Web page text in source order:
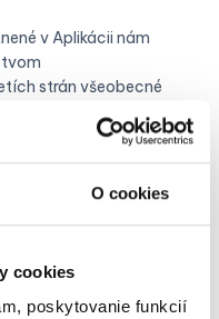
O cookies
cookies
poskytovanie funkcií
v Aplikácii nám
strán všeobecné
internetových
používaním
„trackerov“, ktoré sú
zariadenie (bez